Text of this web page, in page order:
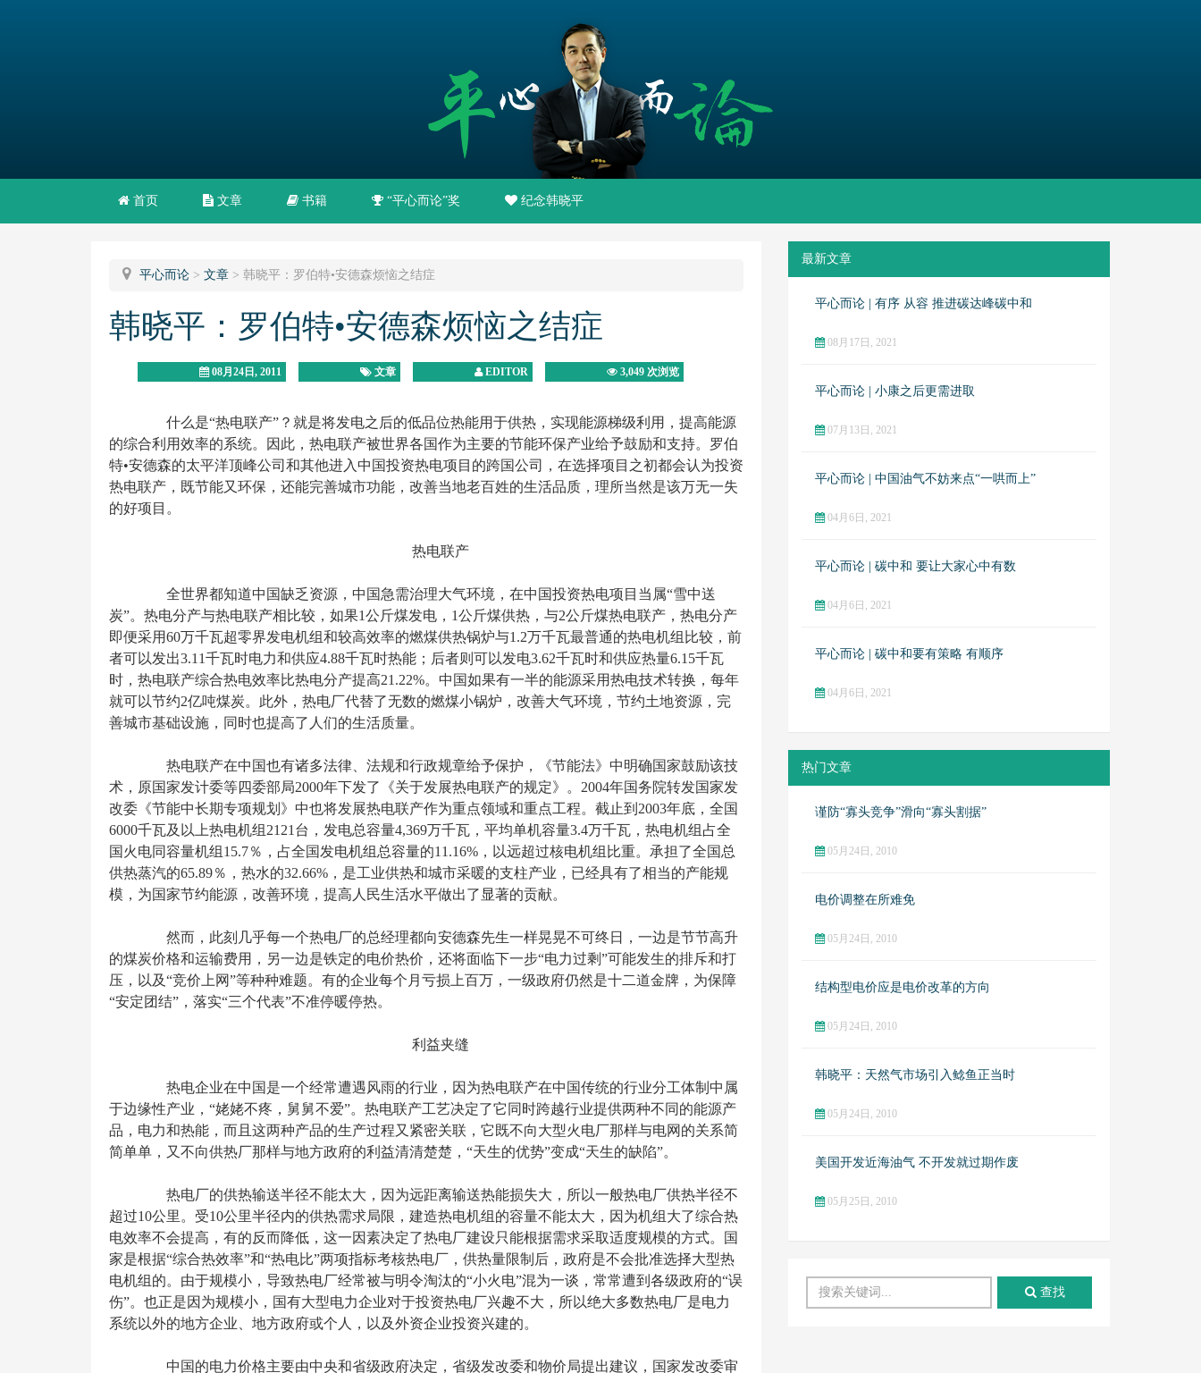
首页 文章 书籍 “平心而论”奖 纪念韩晓平
平心而论 >文章 >韩晓平：罗伯特•安德森烦恼之结症
韩晓平：罗伯特•安德森烦恼之结症
08月24日, 2011 文章 EDITOR 3,049 次浏览
什么是“热电联产”？就是将发电之后的低品位热能用于供热，实现能源梯级利用，提高能源
的综合利用效率的系统。因此，热电联产被世界各国作为主要的节能环保产业给予鼓励和支持。罗伯
特•安德森的太平洋顶峰公司和其他进入中国投资热电项目的跨国公司，在选择项目之初都会认为投资
热电联产，既节能又环保，还能完善城市功能，改善当地老百姓的生活品质，理所当然是该万无一失
的好项目。
热电联产
全世界都知道中国缺乏资源，中国急需治理大气环境，在中国投资热电项目当属“雪中送
炭”。热电分产与热电联产相比较，如果1公斤煤发电，1公斤煤供热，与2公斤煤热电联产，热电分产
即便采用60万千瓦超零界发电机组和较高效率的燃煤供热锅炉与1.2万千瓦最普通的热电机组比较，前
者可以发出3.11千瓦时电力和供应4.88千瓦时热能；后者则可以发电3.62千瓦时和供应热量6.15千瓦
时，热电联产综合热电效率比热电分产提高21.22%。中国如果有一半的能源采用热电技术转换，每年
就可以节约2亿吨煤炭。此外，热电厂代替了无数的燃煤小锅炉，改善大气环境，节约土地资源，完
善城市基础设施，同时也提高了人们的生活质量。
热电联产在中国也有诸多法律、法规和行政规章给予保护，《节能法》中明确国家鼓励该技
术，原国家发计委等四委部局2000年下发了《关于发展热电联产的规定》。2004年国务院转发国家发
改委《节能中长期专项规划》中也将发展热电联产作为重点领域和重点工程。截止到2003年底，全国
6000千瓦及以上热电机组2121台，发电总容量4,369万千瓦，平均单机容量3.4万千瓦，热电机组占全
国火电同容量机组15.7％，占全国发电机组总容量的11.16%，以远超过核电机组比重。承担了全国总
供热蒸汽的65.89％，热水的32.66%，是工业供热和城市采暖的支柱产业，已经具有了相当的产能规
模，为国家节约能源，改善环境，提高人民生活水平做出了显著的贡献。
然而，此刻几乎每一个热电厂的总经理都向安德森先生一样晃晃不可终日，一边是节节高升
的煤炭价格和运输费用，另一边是铁定的电价热价，还将面临下一步“电力过剩”可能发生的排斥和打
压，以及“竞价上网”等种种难题。有的企业每个月亏损上百万，一级政府仍然是十二道金牌，为保障
“安定团结”，落实“三个代表”不准停暖停热。
利益夹缝
热电企业在中国是一个经常遭遇风雨的行业，因为热电联产在中国传统的行业分工体制中属
于边缘性产业，“姥姥不疼，舅舅不爱”。热电联产工艺决定了它同时跨越行业提供两种不同的能源产
品，电力和热能，而且这两种产品的生产过程又紧密关联，它既不向大型火电厂那样与电网的关系简
简单单，又不向供热厂那样与地方政府的利益清清楚楚，“天生的优势”变成“天生的缺陷”。
热电厂的供热输送半径不能太大，因为远距离输送热能损失大，所以一般热电厂供热半径不
超过10公里。受10公里半径内的供热需求局限，建造热电机组的容量不能太大，因为机组大了综合热
电效率不会提高，有的反而降低，这一因素决定了热电厂建设只能根据需求采取适度规模的方式。国
家是根据“综合热效率”和“热电比”两项指标考核热电厂，供热量限制后，政府是不会批准选择大型热
电机组的。由于规模小，导致热电厂经常被与明令淘汰的“小火电”混为一谈，常常遭到各级政府的“误
伤”。也正是因为规模小，国有大型电力企业对于投资热电厂兴趣不大，所以绝大多数热电厂是电力
系统以外的地方企业、地方政府或个人，以及外资企业投资兴建的。
中国的电力价格主要由中央和省级政府决定，省级发改委和物价局提出建议，国家发改委审
最新文章
平心而论 | 有序 从容 推进碳达峰碳中和
08月17日, 2021
平心而论 | 小康之后更需进取
07月13日, 2021
平心而论 | 中国油气不妨来点“一哄而上”
04月6日, 2021
平心而论 | 碳中和 要让大家心中有数
04月6日, 2021
平心而论 | 碳中和要有策略 有顺序
04月6日, 2021
热门文章
谨防“寡头竞争”滑向“寡头割据”
05月24日, 2010
电价调整在所难免
05月24日, 2010
结构型电价应是电价改革的方向
05月24日, 2010
韩晓平：天然气市场引入鲶鱼正当时
05月24日, 2010
美国开发近海油气 不开发就过期作废
05月25日, 2010
查找